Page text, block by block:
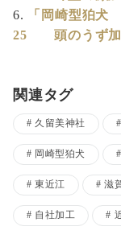
「岡崎型狛
25 頭のうず
関連タグ
久留美神社
岡崎型狛犬
東近江 滋
自社加工